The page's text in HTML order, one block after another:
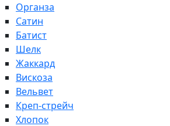
Органза
Сатин
Батист
Шелк
Жаккард
Вискоза
Вельвет
Креп-стрейч
Хлопок